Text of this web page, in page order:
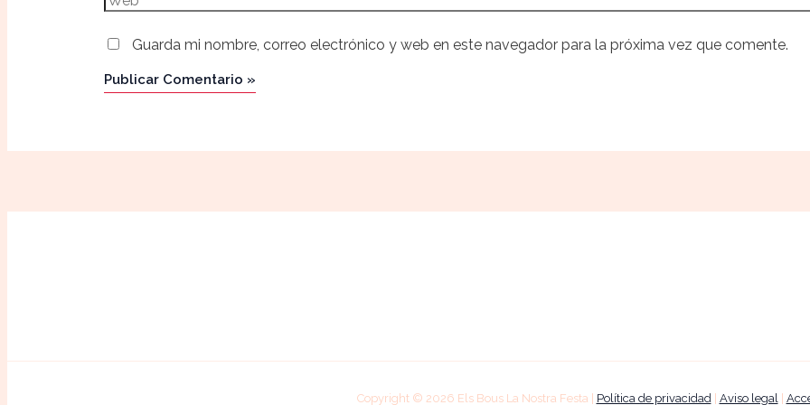
Guarda mi nombre, correo electrónico y web en este navegador para la próxima vez que comente.
Copyright © 2026 Els Bous La Nostra Festa | Política de privacidad Aviso legal